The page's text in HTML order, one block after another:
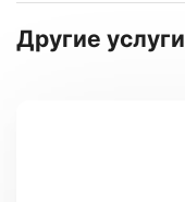
Другие услуги